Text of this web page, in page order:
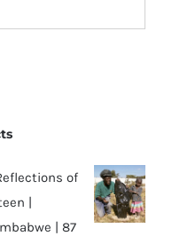
of
|
| 87